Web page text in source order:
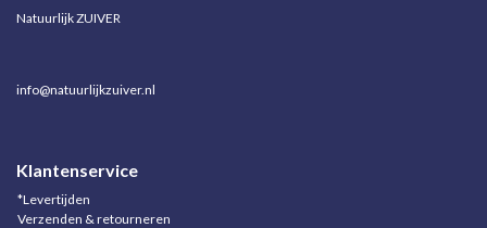
Natuurlijk ZUIVER
info@natuurlijkzuiver.nl
Klantenservice
*Levertijden
Verzenden & retourneren